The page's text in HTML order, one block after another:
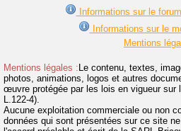
Informations sur le
Informations sur le
Mentions
Mentions légales : Le contenu, textes,
photos, animations, logos et autres
œuvre protégée par les lois en vigueur sur
L.122-4).
Aucune exploitation commerciale ou non
données qui sont présentées sur ce site